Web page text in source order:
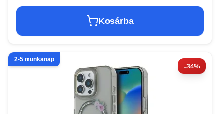
Kosárba
-34%
2-5 munkanap